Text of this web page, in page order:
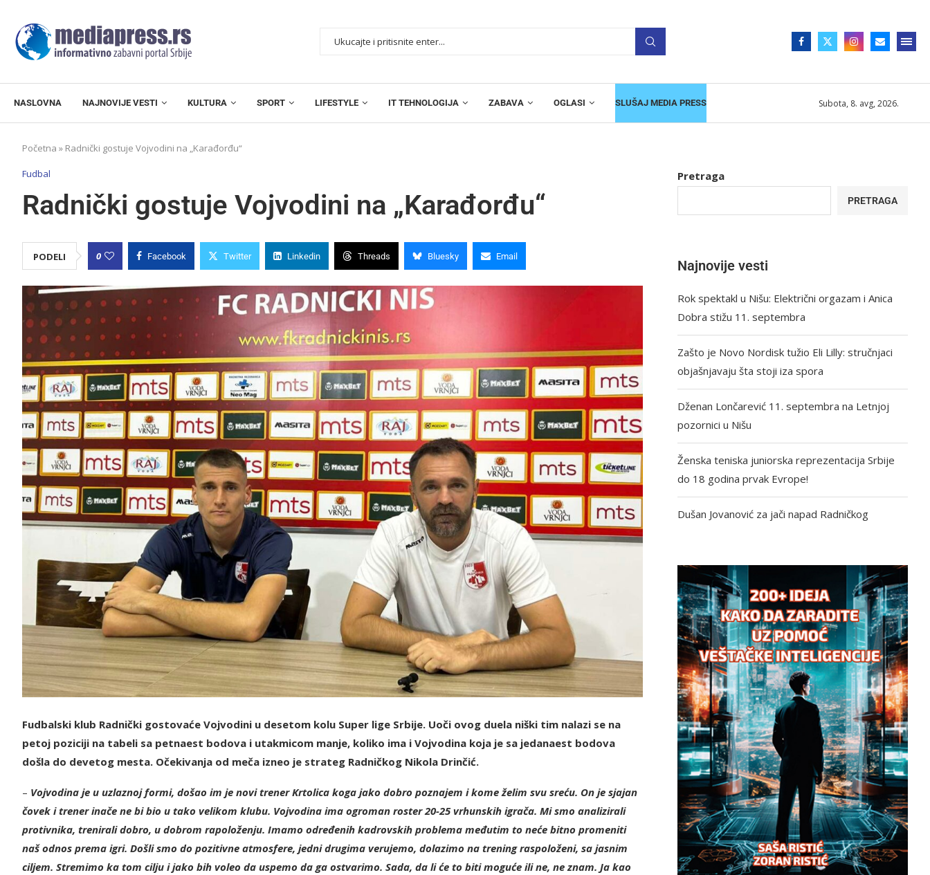
NASLOVNA NAJNOVIJE VESTI KULTURA SPORT LIFESTYLE IT TEHNOLOGIJA ZABAVA OGLASI SLUŠAJ MEDIA PRESS Subota, 8. avg, 2026.
Početna » Radnički gostuje Vojvodini na „Karađorđu“
Fudbal
Radnički gostuje Vojvodini na „Karađorđu“
PODELI 0 Facebook Twitter Linkedin Threads Bluesky Email
Fudbalski klub Radnički gostovaće Vojvodini u desetom kolu Super lige Srbije. Uoči ovog duela niški tim nalazi se na
petoj poziciji na tabeli sa petnaest bodova i utakmicom manje, koliko ima i Vojvodina koja je sa jedanaest bodova
došla do devetog mesta. Očekivanja od meča izneo je strateg Radničkog Nikola Drinčić.
– Vojvodina je u uzlaznoj formi, došao im je novi trener Krtolica koga jako dobro poznajem i kome želim svu sreću. On je sjajan
čovek i trener inače ne bi bio u tako velikom klubu. Vojvodina ima ogroman roster 20-25 vrhunskih igrača. Mi smo analizirali
protivnika, trenirali dobro, u dobrom rapoloženju. Imamo određenih kadrovskih problema međutim to neće bitno promeniti
naš odnos prema igri. Došli smo do pozitivne atmosfere, jedni drugima verujemo, dolazimo na trening raspoloženi, sa jasnim
ciljem. Stremimo ka tom cilju i jako bih voleo da uspemo da ga ostvarimo. Sada, da li će to biti moguće ili ne, ne znam. Ja kao
Pretraga
PRETRAGA
Najnovije vesti
Rok spektakl u Nišu: Električni orgazam i Anica
Dobra stižu 11. septembra
Zašto je Novo Nordisk tužio Eli Lilly: stručnjaci
objašnjavaju šta stoji iza spora
Dženan Lončarević 11. septembra na Letnjoj
pozornici u Nišu
Ženska teniska juniorska reprezentacija Srbije
do 18 godina prvak Evrope!
Dušan Jovanović za jači napad Radničkog